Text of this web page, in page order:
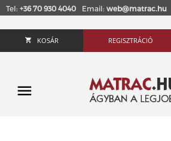
Tel: +36 70 930 4040 Email: web@matrac.hu
KOSÁR REGISZTRÁCIÓ